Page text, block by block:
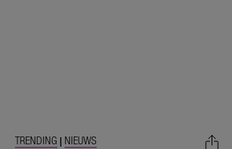
TRENDING | NIEUWS